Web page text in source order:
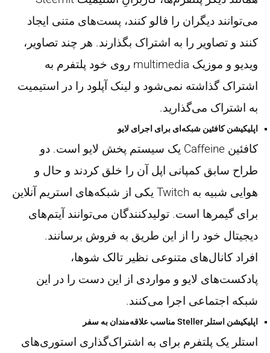
می‌توانند دیگران را فالو کنند، پست‌های متنی ایجاد
کنند و تصاویر را به اشتراک بگذارند. هر چند تصاویر،
ویدیو و موزیک multimedia روی خود پلتفرم به
اشتراک گذاشته نمی‌شود و لینک آپلود را در استیمیت
به اشتراک می‌گذارید.
اپلیکیشن کافئین شبکه‌ای برای اجرای لایو
کافئین Caffeine یک سیستم پخش لایو است. دو
طراح سابق کمپانی اپل آن را خلق کردند و حال و
هوایی شبیه به Twitch یکی از شبکه‌های استریم آنلاین
برای گیمرها است. تولیدکنندگان می‌توانند آیتم‌های
دیجیتال خود را از این طریق به فروش برسانند.
افراد کانال‌های متنوعی نظیر تالک شوها،
پادکست‌های لایو و مواردی از این دست را در این
شبکه اجتماعی اجرا می‌کنند.
اپلیکیشن استلر Steller مناسب علاقه‌مندان به سفر
استلر یک پلتفرم برای به اشتراک‌گذاری استوری‌های